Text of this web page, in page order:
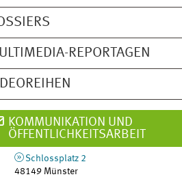
REPORTAGEN
KOMMUNIKATION UND
ÖFFENTLICHKEITSARBEIT
Schlossplatz 2
48149 Münster